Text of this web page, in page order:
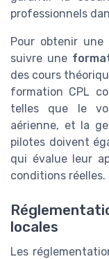
professionnels
Pour obtenir
suivre une
des cours
formation CPL
telles que le
aérienne, et la
pilotes doivent
qui évalue leur
conditions réelles.
locales
Les